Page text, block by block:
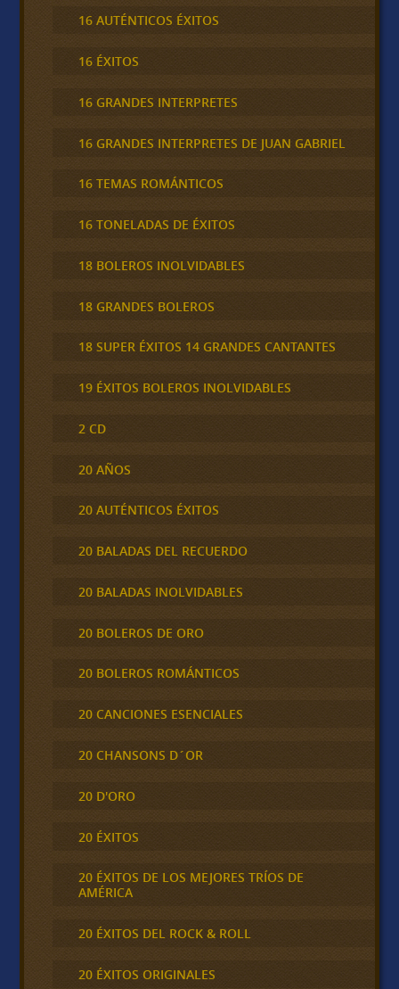
16 AUTÉNTICOS ÉXITOS
16 ÉXITOS
16 GRANDES INTERPRETES
16 GRANDES INTERPRETES DE JUAN GABRIEL
16 TEMAS ROMÁNTICOS
16 TONELADAS DE ÉXITOS
18 BOLEROS INOLVIDABLES
18 GRANDES BOLEROS
18 SUPER ÉXITOS 14 GRANDES CANTANTES
19 ÉXITOS BOLEROS INOLVIDABLES
2 CD
20 AÑOS
20 AUTÉNTICOS ÉXITOS
20 BALADAS DEL RECUERDO
20 BALADAS INOLVIDABLES
20 BOLEROS DE ORO
20 BOLEROS ROMÁNTICOS
20 CANCIONES ESENCIALES
20 CHANSONS D´OR
20 D'ORO
20 ÉXITOS
20 ÉXITOS DE LOS MEJORES TRÍOS DE
AMÉRICA
20 ÉXITOS DEL ROCK & ROLL
20 ÉXITOS ORIGINALES